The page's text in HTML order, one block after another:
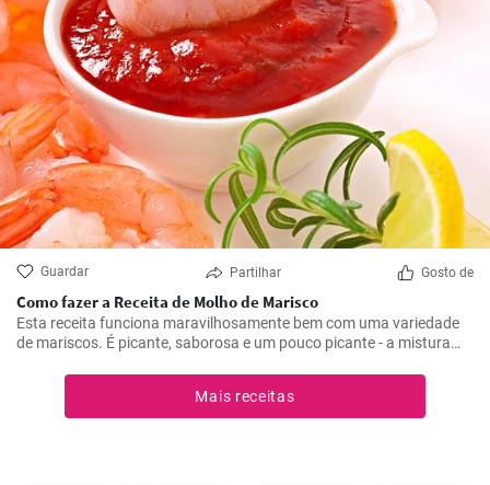
Guardar Partilhar Gosto de
Como fazer a Receita de Molho de Marisco
Esta receita funciona maravilhosamente bem com uma variedade
de mariscos. É picante, saborosa e um pouco picante - a mistura
Mais receitas